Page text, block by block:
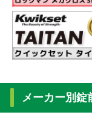
メーカー別錠